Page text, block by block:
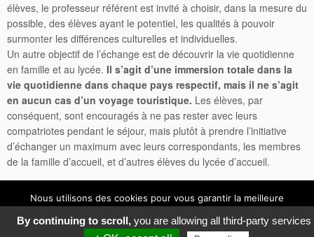
élèves, le professeur référent est invité à choisir, dans la mesure du
possible, des élèves ayant le potentiel, les qualités à pouvoir
surmonter les différences culturelles et individuelles.
Un autre objectif de l’échange est de découvrir la vie quotidienne
en famille et au lycée. Il s’agit d’une immersion totale dans la
vie quotidienne dans chaque pays respectif, mais il ne s’agit
en aucun cas d’un voyage touristique. Les élèves, par
conséquent, sont encouragés à ne pas rester avec leurs
compatriotes pendant le séjour, mais plutôt à prendre l’initiative
d’échanger un maximum avec leurs correspondants, les membres
de la famille d’accueil, et d’autres élèves du lycée d’accueil.
© 2019 Réseau Colibri -Mentions légales-Politique de confidentialité-Gestion des cookies
Intranet
Nous utilisons des cookies pour vous garantir la meilleure
Accepter Refuser
By continuing to scroll, you are allowing all third-party services